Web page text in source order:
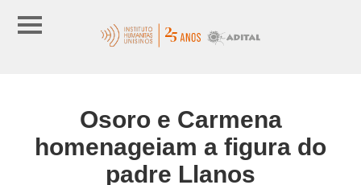
Osoro e Carmena
homenageiam a figura do
padre Llanos